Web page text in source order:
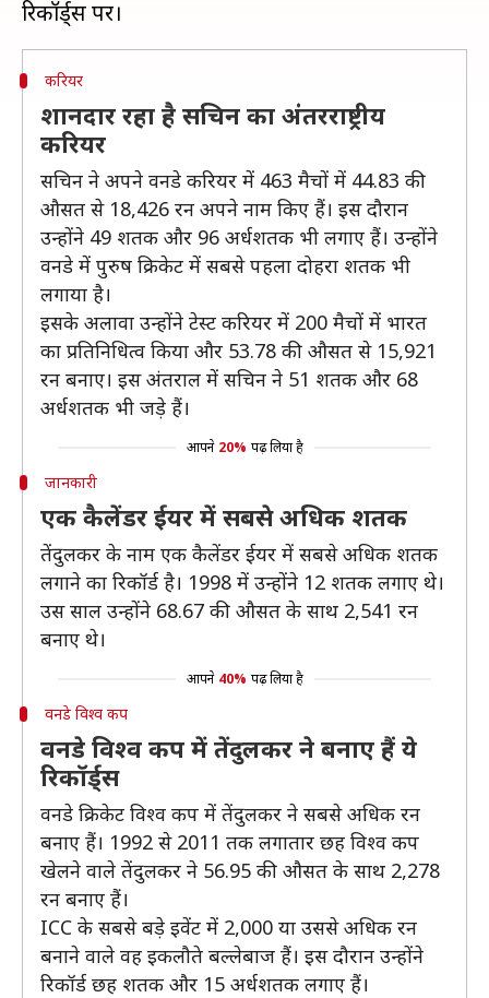
करियर
शानदार रहा है सचिन का अंतरराष्ट्रीय
करियर
सचिन ने अपने वनडे करियर में 463 मैचों में 44.83 की
औसत से 18,426 रन अपने नाम किए हैं। इस दौरान
उन्होंने 49 शतक और 96 अर्धशतक भी लगाए हैं। उन्होंने
वनडे में पुरुष क्रिकेट में सबसे पहला दोहरा शतक भी
लगाया है।
इसके अलावा उन्होंने टेस्ट करियर में 200 मैचों में भारत
का प्रतिनिधित्व किया और 53.78 की औसत से 15,921
रन बनाए। इस अंतराल में सचिन ने 51 शतक और 68
अर्धशतक भी जड़े हैं।
आपने 20% पढ़ लिया है
जानकारी
एक कैलेंडर ईयर में सबसे अधिक शतक
तेंदुलकर के नाम एक कैलेंडर ईयर में सबसे अधिक शतक
लगाने का रिकॉर्ड है। 1998 में उन्होंने 12 शतक लगाए थे।
उस साल उन्होंने 68.67 की औसत के साथ 2,541 रन
बनाए थे।
आपने 40% पढ़ लिया है
वनडे विश्व कप
वनडे विश्व कप में तेंदुलकर ने बनाए हैं ये
रिकॉर्ड्स
वनडे क्रिकेट विश्व कप में तेंदुलकर ने सबसे अधिक रन
बनाए हैं। 1992 से 2011 तक लगातार छह विश्व कप
खेलने वाले तेंदुलकर ने 56.95 की औसत के साथ 2,278
रन बनाए हैं।
ICC के सबसे बड़े इवेंट में 2,000 या उससे अधिक रन
बनाने वाले वह इकलौते बल्लेबाज हैं। इस दौरान उन्होंने
रिकॉर्ड छह शतक और 15 अर्धशतक लगाए हैं।